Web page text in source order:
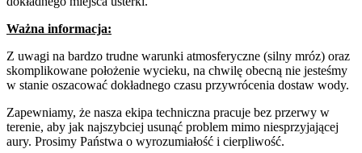
Ważna informacja:
Z uwagi na bardzo trudne warunki atmosferyczne (silny mróz) oraz
skomplikowane położenie wycieku, na chwilę obecną nie jesteśmy
w stanie oszacować dokładnego czasu przywrócenia dostaw wody.
Zapewniamy, że nasza ekipa techniczna pracuje bez przerwy w
terenie, aby jak najszybciej usunąć problem mimo niesprzyjającej
aury. Prosimy Państwa o wyrozumiałość i cierpliwość.